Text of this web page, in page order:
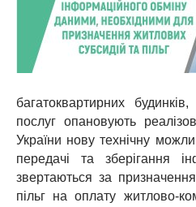
багатоквартирних
послуг опановують
України нову технічну
передачі та зберігання
звертаються за
пільг на оплату житлово-